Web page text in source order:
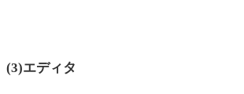
(3)エディタ